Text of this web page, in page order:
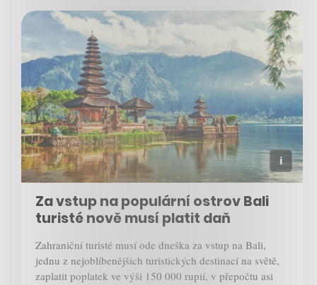
Za vstup na populární ostrov Bali
turisté nově musí platit daň
Zahraniční turisté musí ode dneška za vstup na Bali,
jednu z nejoblíbenějších turistických destinací na světě,
zaplatit poplatek ve výši 150 000 rupií, v přepočtu asi